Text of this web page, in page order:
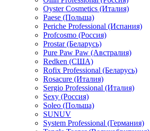
Oyster Cosmetics (Италия)
Paese (Польша)
Periche Professional (Испания)
Profcosmo (Россия)
Prostar (Беларусь)
Pure Paw Paw (Австралия)
Redken (США)
Rofix Professional (Беларусь)
Rosacure (Италия)
Sergio Professional (Италия)
Sexy (Россия)
Soleo (Польша)
SUNUV
System Professional (Германия)